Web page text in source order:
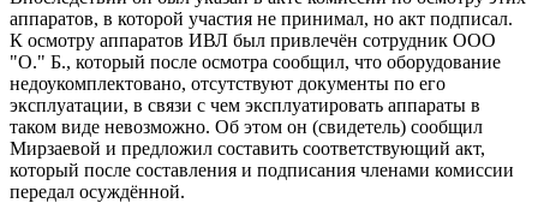
аппаратов, в которой участия не принимал, но акт подписал.
К осмотру аппаратов ИВЛ был привлечён сотрудник ООО
"О." Б., который после осмотра сообщил, что оборудование
недоукомплектовано, отсутствуют документы по его
эксплуатации, в связи с чем эксплуатировать аппараты в
таком виде невозможно. Об этом он (свидетель) сообщил
Мирзаевой и предложил составить соответствующий акт,
который после составления и подписания членами комиссии
передал осуждённой.